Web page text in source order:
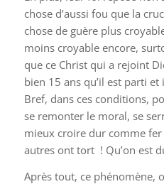
chose d’aussi fou que la
chose de guère plus
moins croyable encore,
que ce Christ qui a rejoint
bien 15 ans qu’il est parti
Bref, dans ces conditions,
se remonter le moral, se
mieux croire dur comme
autres ont tort ! Qu’on est
Après tout, ce phénomène,